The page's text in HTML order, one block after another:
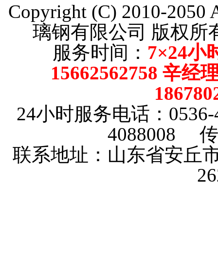
Copyright (C) 2010-2050
璃钢有限公司 版权
服务时间： 7×24小
15662562758 辛
24小时服务电话：
4088008 传
联系地址：山东省安丘